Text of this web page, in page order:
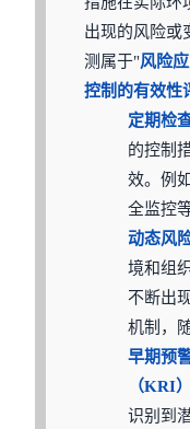
出现的风险或
测属于"风险
控制的有效性
定期检
的控制
效。例
全监控等
动态风
境和组
不断出
机制，
早期预
（KRI）
识别到